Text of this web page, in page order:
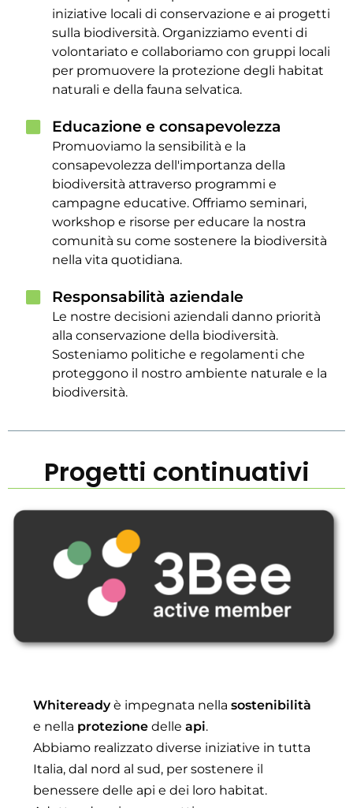
iniziative locali di conservazione e ai progetti
sulla biodiversità. Organizziamo eventi di
volontariato e collaboriamo con gruppi locali
per promuovere la protezione degli habitat
naturali e della fauna selvatica.
Educazione e consapevolezza
Promuoviamo la sensibilità e la
consapevolezza dell'importanza della
biodiversità attraverso programmi e
campagne educative. Offriamo seminari,
workshop e risorse per educare la nostra
comunità su come sostenere la biodiversità
nella vita quotidiana.
Responsabilità aziendale
Le nostre decisioni aziendali danno priorità
alla conservazione della biodiversità.
Sosteniamo politiche e regolamenti che
proteggono il nostro ambiente naturale e la
biodiversità.
Progetti continuativi
Whitereadyè impegnata nella sostenibilità
e nella protezione delle api.
Abbiamo realizzato diverse iniziative in tutta
Italia, dal nord al sud, per sostenere il
benessere delle api e dei loro habitat.